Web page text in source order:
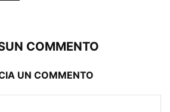
COMMENTO
UN COMMENTO